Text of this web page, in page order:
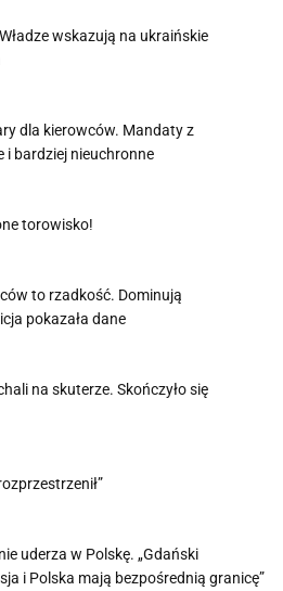
wskazują na ukraińskie
dla kierowców. Mandaty z
bardziej nieuchronne
torowisko!
to rzadkość. Dominują
pokazała dane
na skuterze. Skończyło się
uderza w Polskę. „Gdański
i Polska mają bezpośrednią granicę”